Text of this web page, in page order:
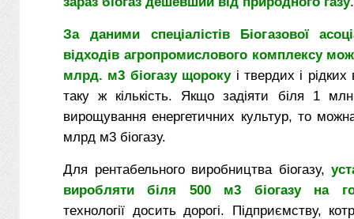
За даними спеціалістів Біогазової
відходів агропромислового комплексу
млрд. м3 біогазу щорокуі твердих і
таку ж кількість. Якщо задіяти біля 1
вирощування енергетичних культур, то
млрд м3 біогазу.
Для рентабельного виробництва біогазу,
виробляти біля 500 м3 біогазу на
технології досить дорогі. Підприємству,